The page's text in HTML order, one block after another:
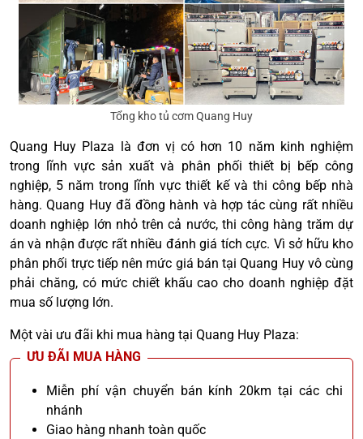
Tổng kho tủ cơm Quang Huy
Quang Huy Plaza là đơn vị có hơn 10 năm kinh nghiệm
trong lĩnh vực sản xuất và phân phối thiết bị bếp công
nghiệp, 5 năm trong lĩnh vực thiết kế và thi công bếp nhà
hàng. Quang Huy đã đồng hành và hợp tác cùng rất nhiều
doanh nghiệp lớn nhỏ trên cả nước, thi công hàng trăm dự
án và nhận được rất nhiều đánh giá tích cực. Vì sở hữu kho
phân phối trực tiếp nên mức giá bán tại Quang Huy vô cùng
phải chăng, có mức chiết khấu cao cho doanh nghiệp đặt
mua số lượng lớn.
Một vài ưu đãi khi mua hàng tại Quang Huy Plaza:
ƯU ĐÃI MUA HÀNG
Miễn phí vận chuyển bán kính 20km tại các chi
nhánh
Giao hàng nhanh toàn quốc